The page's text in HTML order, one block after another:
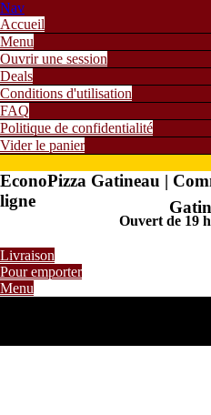
Nav
Accueil
Menu
Ouvrir une session
Deals
Conditions d'utilisation
FAQ
Politique de confidentialité
Vider le panier
EconoPizza Gatineau |
ligne
Ouvert de 19
Livraison
Pour emporter
Menu